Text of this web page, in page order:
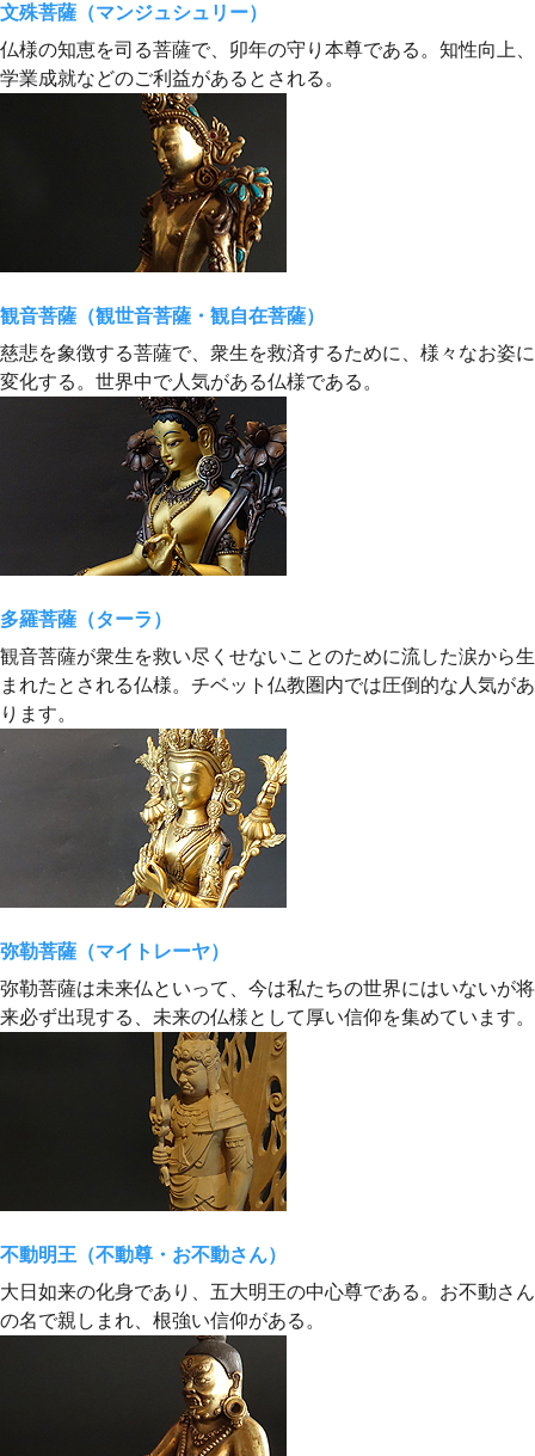
文殊菩薩（マンジュシュリー）
仏様の知恵を司る菩薩で、卯年の守り本尊である。知性向上、
学業成就などのご利益があるとされる。
観音菩薩（観世音菩薩・観自在菩薩）
慈悲を象徴する菩薩で、衆生を救済するために、様々なお姿に
変化する。世界中で人気がある仏様である。
多羅菩薩（ターラ）
観音菩薩が衆生を救い尽くせないことのために流した涙から生
まれたとされる仏様。チベット仏教圏内では圧倒的な人気があ
ります。
弥勒菩薩（マイトレーヤ）
弥勒菩薩は未来仏といって、今は私たちの世界にはいないが将
来必ず出現する、未来の仏様として厚い信仰を集めています。
不動明王（不動尊・お不動さん）
大日如来の化身であり、五大明王の中心尊である。お不動さん
の名で親しまれ、根強い信仰がある。